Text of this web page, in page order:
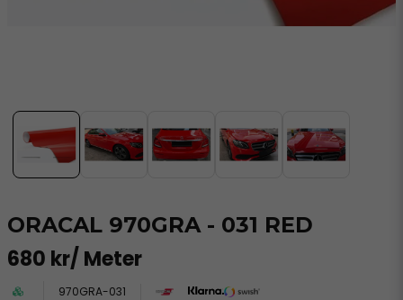
ORACAL 970GRA - 031 RED
680 kr/ Meter
970GRA-031